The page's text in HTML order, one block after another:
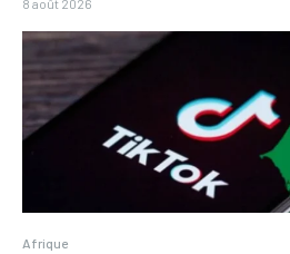
Afrique